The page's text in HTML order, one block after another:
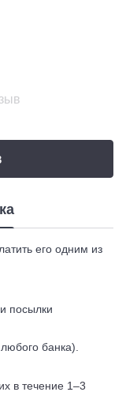
его одним из
посылки
банка).
в течение 1–3